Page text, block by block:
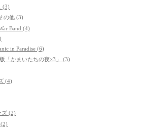
(3)
の他 (3)
Band (4)
in Paradise (6)
「かまいたちの夜×3」 (3)
(4)
ズ (2)